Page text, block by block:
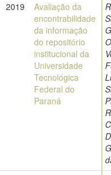
2019
Avaliação da
encontrabilidade
da informação
do repositório
institucional da
Universidade
Tecnológica
Federal do
Paraná